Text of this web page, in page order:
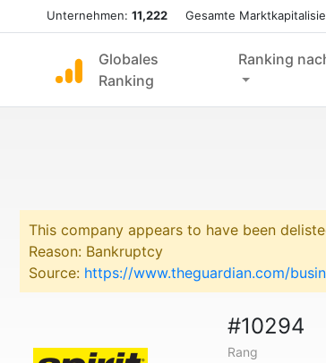
Unternehmen: 11,222 Gesamte
Globales
Ranking
Ranking
This company appears to have been
Reason: Bankruptcy
Source: https://www.theguardian.com/
#10294
Rang